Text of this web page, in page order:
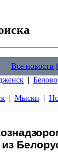
Все новости
| Белово
| Мыски |